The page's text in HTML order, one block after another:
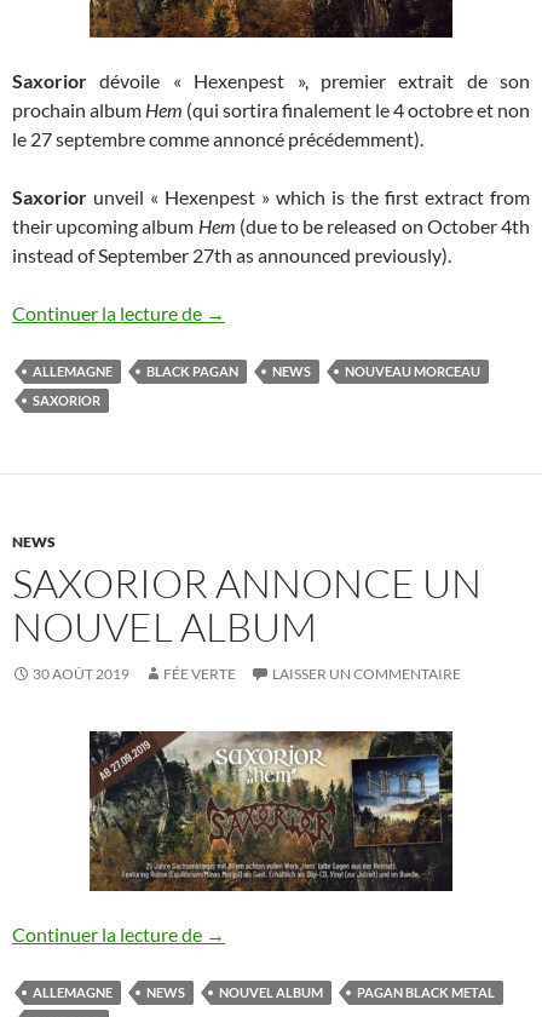
Saxorior dévoile « Hexenpest », premier extrait de son
prochain album Hem (qui sortira finalement le 4 octobre et non
le 27 septembre comme annoncé précédemment).
Saxorior unveil « Hexenpest » which is the first extract from
their upcoming album Hem (due to be released on October 4th
instead of September 27th as announced previously).
Continuer la lecture de Nouveau morceau de Saxorior
→
ALLEMAGNE BLACK PAGAN NEWS
NOUVEAU MORCEAU
SAXORIOR
NEWS
SAXORIOR ANNONCE UN
NOUVEL ALBUM
30 AOÛT 2019 FÉE VERTE LAISSER UN COMMENTAIRE
Continuer la lecture de Saxorior annonce un nouvel album
→
ALLEMAGNE NEWS NOUVEL ALBUM
PAGAN BLACK METAL